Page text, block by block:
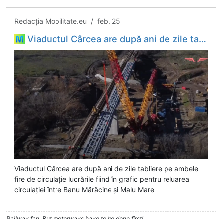
Redacția Mobilitate.eu / feb. 25
Viaductul Cârcea are după ani de zile tabliere pe ambele fire de circulație lucrările fiind în grafic pentru reluarea circulației între Banu Mărăcine și Malu Mare - Hubul tău de informații din...
Viaductul Cârcea are după ani de zile tabliere pe ambele
fire de circulație lucrările fiind în grafic pentru reluarea
circulației între Banu Mărăcine și Malu Mare